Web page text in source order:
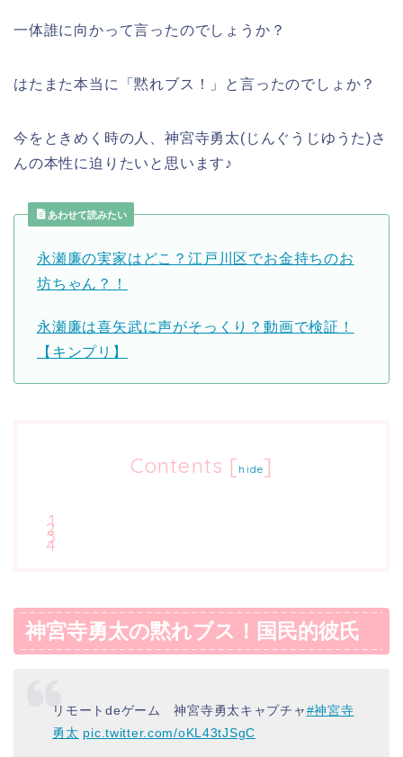
一体誰に向かって言ったのでしょうか？
はたまた本当に「黙れブス！」と言ったのでしょか？
今をときめく時の人、神宮寺勇太(じんぐうじゆうた)さ
んの本性に迫りたいと思います♪
あわせて読みたい
永瀬廉の実家はどこ？江戸川区でお金持ちのお
坊ちゃん？！
永瀬廉は喜矢武に声がそっくり？動画で検証！
【キンプリ】
Contents [ hide]
神宮寺勇太の黙れブス！国民的彼氏
リモートdeゲーム 神宮寺勇太キャプチャ#神宮寺
勇太 pic.twitter.com/oKL43tJSgC